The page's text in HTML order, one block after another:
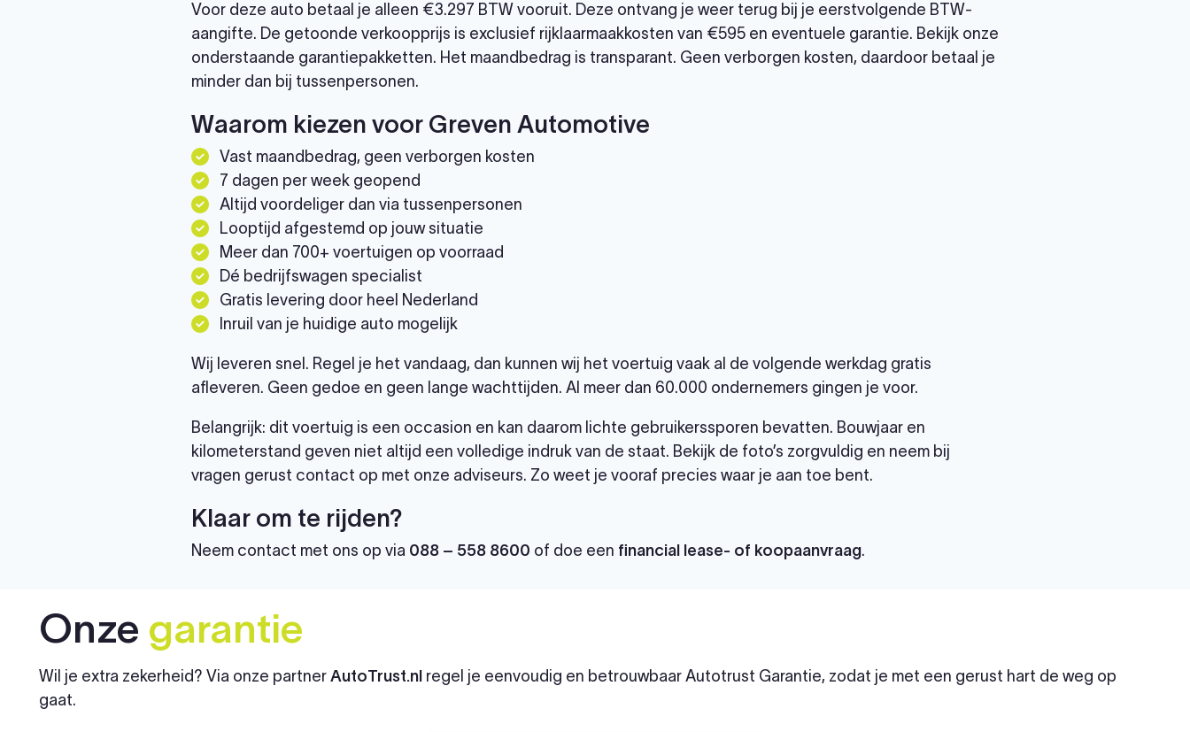
Voor deze auto betaal je alleen €3.297 BTW vooruit. Deze ontvang je weer terug bij je eerstvolgende BTW-
aangifte. De getoonde verkoopprijs is exclusief rijklaarmaakkosten van €595 en eventuele garantie. Bekijk onze
onderstaande garantiepakketten. Het maandbedrag is transparant. Geen verborgen kosten, daardoor betaal je
minder dan bij tussenpersonen.
Waarom kiezen voor Greven Automotive
Vast maandbedrag, geen verborgen kosten
7 dagen per week geopend
Altijd voordeliger dan via tussenpersonen
Looptijd afgestemd op jouw situatie
Meer dan 700+ voertuigen op voorraad
Dé bedrijfswagen specialist
Gratis levering door heel Nederland
Inruil van je huidige auto mogelijk
Wij leveren snel. Regel je het vandaag, dan kunnen wij het voertuig vaak al de volgende werkdag gratis
afleveren. Geen gedoe en geen lange wachttijden. Al meer dan 60.000 ondernemers gingen je voor.
Belangrijk: dit voertuig is een occasion en kan daarom lichte gebruikerssporen bevatten. Bouwjaar en
kilometerstand geven niet altijd een volledige indruk van de staat. Bekijk de foto’s zorgvuldig en neem bij
vragen gerust contact op met onze adviseurs. Zo weet je vooraf precies waar je aan toe bent.
Klaar om te rijden?
Neem contact met ons op via 088 – 558 8600 of doe een financial lease- of koopaanvraag.
Onze garantie
Wil je extra zekerheid? Via onze partner AutoTrust.nlregel je eenvoudig en betrouwbaar Autotrust Garantie, zodat je met een gerust hart de weg op
gaat.